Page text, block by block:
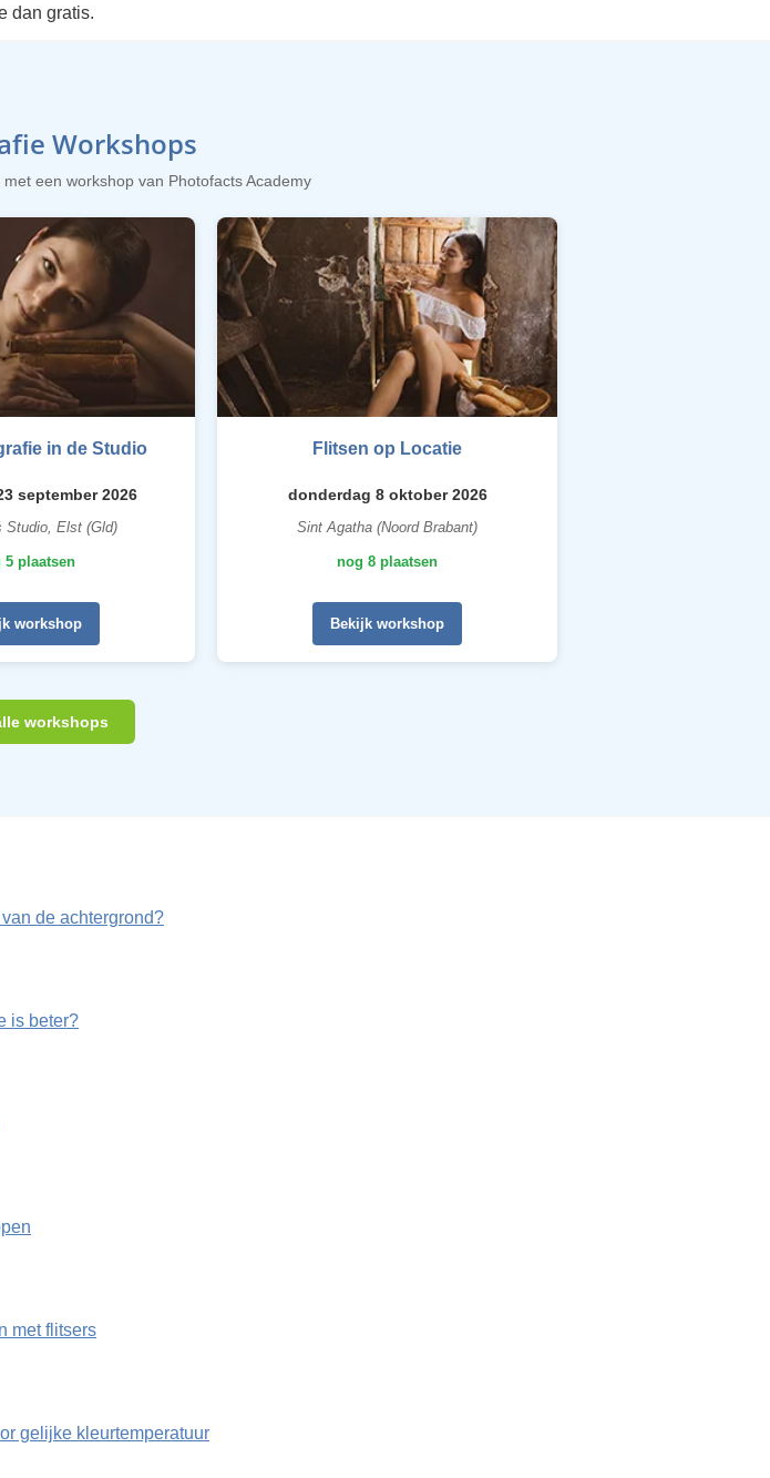
dan gratis.
Workshops
een workshop van Photofacts Academy
in de Studio
september 2026
Studio, Elst (Gld)
5 plaatsen
workshop
Flitsen op Locatie
donderdag 8 oktober 2026
Sint Agatha (Noord Brabant)
nog 8 plaatsen
Bekijk workshop
workshops
de achtergrond?
is beter?
met flitsers
gelijke kleurtemperatuur